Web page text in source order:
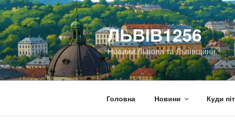
Перейти
до
вмісту
ЛЬВІВ1256
Новини Львова та Львівщини
Головна Новини Куди